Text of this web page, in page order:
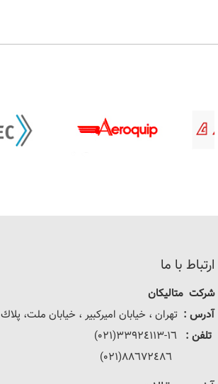
ارتباط با ما
شرکت متالیکان
آدرس : تهران ، خيابان اميركبير ، خيابان ملت، پلاك ٦٣
تلفن :